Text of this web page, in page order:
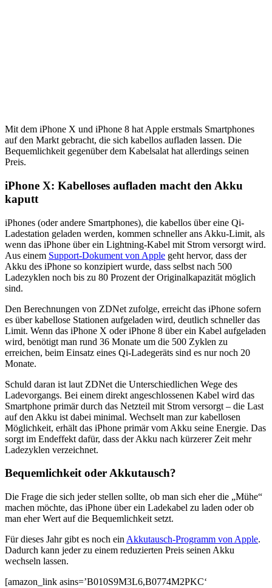
Mit dem iPhone X und iPhone 8 hat Apple erstmals Smartphones
auf den Markt gebracht, die sich kabellos aufladen lassen. Die
Bequemlichkeit gegenüber dem Kabelsalat hat allerdings seinen
Preis.
iPhone X: Kabelloses aufladen macht den Akku
kaputt
iPhones (oder andere Smartphones), die kabellos über eine Qi-
Ladestation geladen werden, kommen schneller ans Akku-Limit, als
wenn das iPhone über ein Lightning-Kabel mit Strom versorgt wird.
Aus einem Support-Dokument von Apple geht hervor, dass der
Akku des iPhone so konzipiert wurde, dass selbst nach 500
Ladezyklen noch bis zu 80 Prozent der Originalkapazität möglich
sind.
Den Berechnungen von ZDNet zufolge, erreicht das iPhone sofern
es über kabellose Stationen aufgeladen wird, deutlich schneller das
Limit. Wenn das iPhone X oder iPhone 8 über ein Kabel aufgeladen
wird, benötigt man rund 36 Monate um die 500 Zyklen zu
erreichen, beim Einsatz eines Qi-Ladegeräts sind es nur noch 20
Monate.
Schuld daran ist laut ZDNet die Unterschiedlichen Wege des
Ladevorgangs. Bei einem direkt angeschlossenen Kabel wird das
Smartphone primär durch das Netzteil mit Strom versorgt – die Last
auf den Akku ist dabei minimal. Wechselt man zur kabellosen
Möglichkeit, erhält das iPhone primär vom Akku seine Energie. Das
sorgt im Endeffekt dafür, dass der Akku nach kürzerer Zeit mehr
Ladezyklen verzeichnet.
Bequemlichkeit oder Akkutausch?
Die Frage die sich jeder stellen sollte, ob man sich eher die „Mühe“
machen möchte, das iPhone über ein Ladekabel zu laden oder ob
man eher Wert auf die Bequemlichkeit setzt.
Für dieses Jahr gibt es noch ein Akkutausch-Programm von Apple.
Dadurch kann jeder zu einem reduzierten Preis seinen Akku
wechseln lassen.
[amazon_link asins=’B010S9M3L6,B0774M2PKC‘